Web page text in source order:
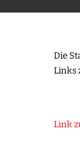
Die
Links
Link